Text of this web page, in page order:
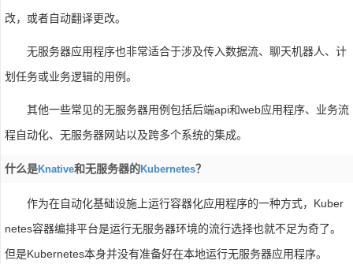
改，或者自动翻译更改。
无服务器应用程序也非常适合于涉及传入数据流、聊天机器人、计
划任务或业务逻辑的用例。
其他一些常见的无服务器用例包括后端api和web应用程序、业务流
程自动化、无服务器网站以及跨多个系统的集成。
什么是Knative和无服务器的Kubernetes？
作为在自动化基础设施上运行容器化应用程序的一种方式，Kuber
netes容器编排平台是运行无服务器环境的流行选择也就不足为奇了。
但是Kubernetes本身并没有准备好在本地运行无服务器应用程序。